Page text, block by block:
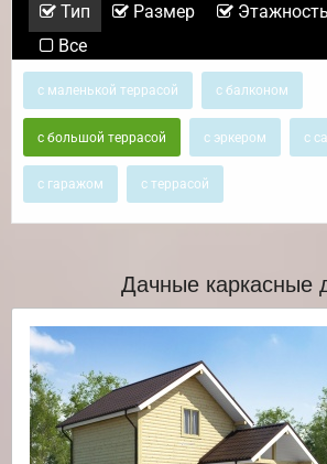
Тип Размер Этажность
Все
с маленькой террасой с балконом
с большой террасой с эркером с
с гаражом с террасой
Дачные каркасные